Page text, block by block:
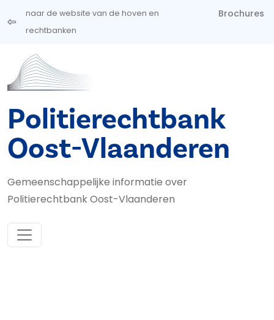
Overslaan en naar de inhoud gaan
naar de website van de hoven en
rechtbanken
Brochures
Politierechtbank
Oost-Vlaanderen
Gemeenschappelijke informatie over
Politierechtbank Oost-Vlaanderen